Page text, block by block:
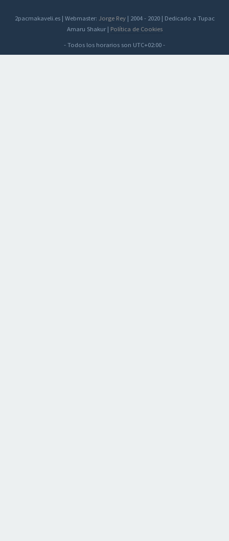
2pacmakaveli.es | Webmaster: Jorge Rey| 2004 - 2020 | Dedicado a Tupac
Amaru Shakur | Política de Cookies
- Todos los horarios son UTC+02:00-